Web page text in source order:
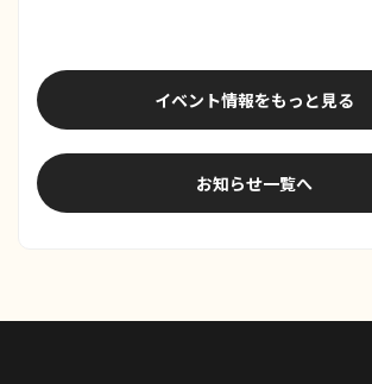
イベント情報をもっと見る
お知らせ一覧へ